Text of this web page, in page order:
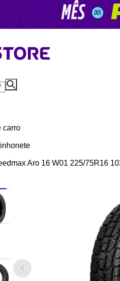
carro
Aro 16 W01 225/75R16